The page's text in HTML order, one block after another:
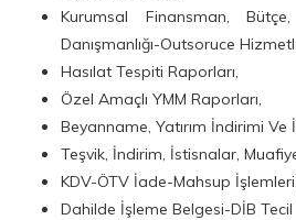
Kurumsal Finansman,
Danışmanlığı-Outsoruce
Hasılat Tespiti Raporları,
Özel Amaçlı YMM Raporları,
Beyanname, Yatırım İndirimi
Teşvik, İndirim, İstisnalar,
KDV-ÖTV İade-Mahsup İşlemleri,
Dahilde İşleme Belgesi-DİB